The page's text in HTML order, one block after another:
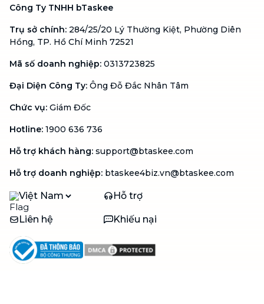
Công Ty TNHH bTaskee
Trụ sở chính: 284/25/20 Lý Thường Kiệt, Phường Diên
Hồng, TP. Hồ Chí Minh 72521
Mã số doanh nghiệp: 0313723825
Đại Diện Công Ty: Ông Đỗ Đắc Nhân Tâm
Chức vụ: Giám Đốc
Hotline: 1900 636 736
Hỗ trợ khách hàng: support@btaskee.com
Hỗ trợ doanh nghiệp: btaskee4biz.vn@btaskee.com
Việt Nam Hỗ trợ
Liên hệ Khiếu nại